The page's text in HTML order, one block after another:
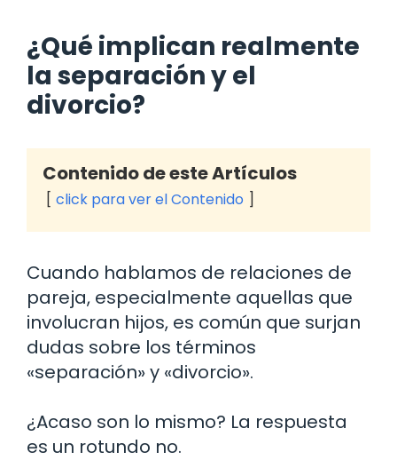
¿Qué implican realmente
la separación y el
divorcio?
Contenido de este Artículos
click para ver el Contenido
Cuando hablamos de relaciones de
pareja, especialmente aquellas que
involucran hijos, es común que surjan
dudas sobre los términos
«separación» y «divorcio».
¿Acaso son lo mismo? La respuesta
es un rotundo no.